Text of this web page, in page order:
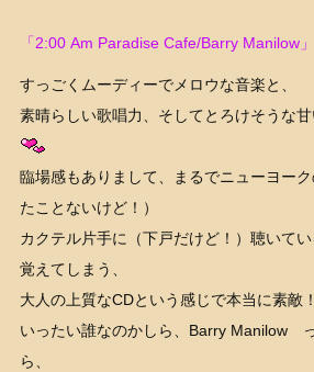
「2:00 Am Paradise Cafe/Barry Manilow」
すっごくムーディーでメロウな音楽と、
素晴らしい歌唱力、そしてとろけそうな
臨場感もありまして、まるでニューヨー
たことないけど！）
カクテル片手に（下戸だけど！）聴いて
覚えてしまう、
大人の上質なCDという感じで本当に素敵！
いったい誰なのかしら、Barry Manilow
ら、